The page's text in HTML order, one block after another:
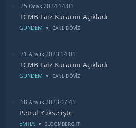
25 Ocak 2024 14:01
TCMB Faiz Kararını Açıkladı
GUNDEM CANLIDÖVİZ
21 Aralık 2023 14:01
TCMB Faiz Kararını Açıkladı
GUNDEM CANLIDÖVİZ
18 Aralık 2023 07:41
Petrol Yükselişte
EMTİA BLOOMBERGHT